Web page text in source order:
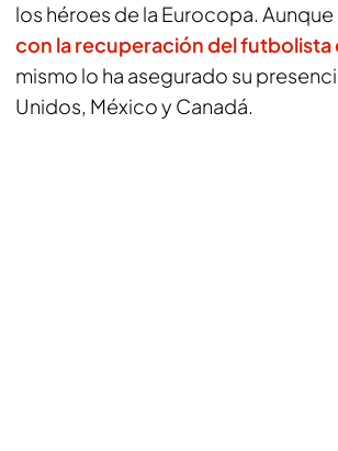
los héroes de la Eurocopa. Aunque
con la recuperación del futbolista
mismo lo ha asegurado su
Unidos, México y Canadá.